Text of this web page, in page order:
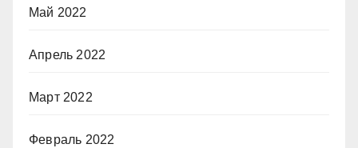
Май 2022
Апрель 2022
Март 2022
Февраль 2022